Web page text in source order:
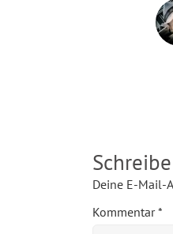
Deine E-Mail-
Kommentar*